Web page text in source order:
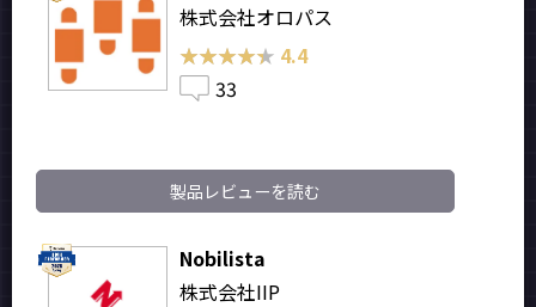
株式会社オロパス
★★★★★
★★★★★ 4.4
33
製品レビューを読む
Nobilista
株式会社IIP